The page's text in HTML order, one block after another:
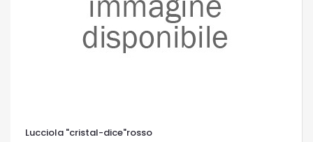
Lucciola "cristal-dice"rosso